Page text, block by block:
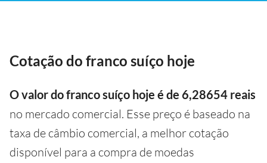
Cotação do franco suíço hoje
O valor do franco suíço hoje é de 6,28654 reais
no mercado comercial. Esse preço é baseado na
taxa de câmbio comercial, a melhor cotação
disponível para a compra de moedas